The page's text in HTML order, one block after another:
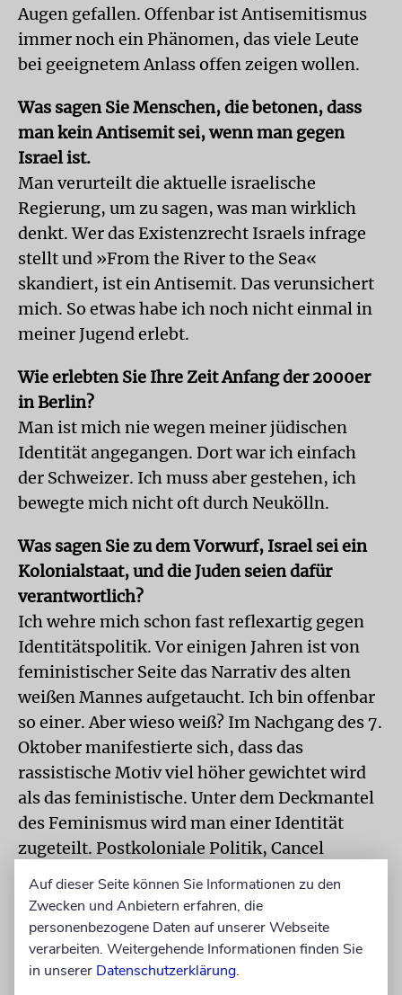
Augen gefallen. Offenbar ist Antisemitismus
immer noch ein Phänomen, das viele Leute
bei geeignetem Anlass offen zeigen wollen.
Was sagen Sie Menschen, die betonen, dass
man kein Antisemit sei, wenn man gegen
Israel ist.
Man verurteilt die aktuelle israelische
Regierung, um zu sagen, was man wirklich
denkt. Wer das Existenzrecht Israels infrage
stellt und »From the River to the Sea«
skandiert, ist ein Antisemit. Das verunsichert
mich. So etwas habe ich noch nicht einmal in
meiner Jugend erlebt.
Wie erlebten Sie Ihre Zeit Anfang der 2000er
in Berlin?
Man ist mich nie wegen meiner jüdischen
Identität angegangen. Dort war ich einfach
der Schweizer. Ich muss aber gestehen, ich
bewegte mich nicht oft durch Neukölln.
Was sagen Sie zu dem Vorwurf, Israel sei ein
Kolonialstaat, und die Juden seien dafür
verantwortlich?
Ich wehre mich schon fast reflexartig gegen
Identitätspolitik. Vor einigen Jahren ist von
feministischer Seite das Narrativ des alten
weißen Mannes aufgetaucht. Ich bin offenbar
so einer. Aber wieso weiß? Im Nachgang des 7.
Oktober manifestierte sich, dass das
rassistische Motiv viel höher gewichtet wird
als das feministische. Unter dem Deckmantel
des Feminismus wird man einer Identität
zugeteilt. Postkoloniale Politik, Cancel
Stichworte, die in diesem Zusammenhang
fallen. Es erschüttert mich, wenn man nur
noch im Kontext einer Gruppe betrachtet
wird. Alt ist okay, Mannsein ebenfalls, aber
Auf dieser Seite können Sie Informationen zu den
Zwecken und Anbietern erfahren, die
personenbezogene Daten auf unserer Webseite
verarbeiten. Weitergehende Informationen finden Sie
in unserer Datenschutzerklärung.